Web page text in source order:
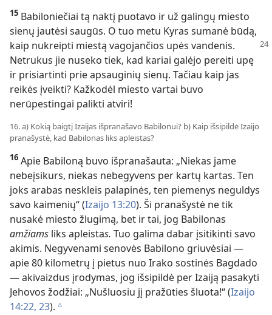
15 Babiloniečiai tą naktį puotavo ir už galingų miesto
sienų jautėsi saugūs. O tuo metu Kyras sumanė būdą,
kaip nukreipti miestą vagojančios upės vandenis.
Netrukus jie nuseko tiek, kad kariai galėjo pereiti upę
ir prisiartinti prie apsauginių sienų. Tačiau kaip jas
reikės įveikti? Kažkodėl miesto vartai buvo
nerūpestingai palikti atviri!
16. a) Kokią baigtį Izaijas išpranašavo Babilonui? b) Kaip išsipildė Izaijo
pranašystė, kad Babilonas liks apleistas?
16 Apie Babiloną buvo išpranašauta: „Niekas jame
nebeįsikurs, niekas nebegyvens per kartų kartas. Ten
joks arabas neskleis palapinės, ten piemenys neguldys
savo kaimenių“ (Izaijo 13:20). Ši pranašystė ne tik
nusakė miesto žlugimą, bet ir tai, jog Babilonas
amžiams liks apleistas. Tuo galima dabar įsitikinti savo
akimis. Negyvenami senovės Babilono griuvėsiai —
apie 80 kilometrų į pietus nuo Irako sostinės Bagdado
— akivaizdus įrodymas, jog išsipildė per Izaiją pasakyti
Jehovos žodžiai: „Nušluosiu jį pražūties šluota!“ (Izaijo
14:22, 23). c